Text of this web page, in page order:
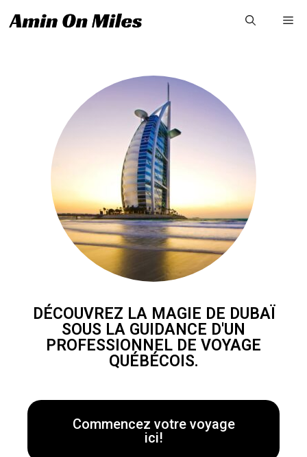
DÉCOUVREZ LA MAGIE DE DUBAÏ
SOUS LA GUIDANCE D'UN
PROFESSIONNEL DE VOYAGE
QUÉBÉCOIS.
Commencez votre voyage
ici!